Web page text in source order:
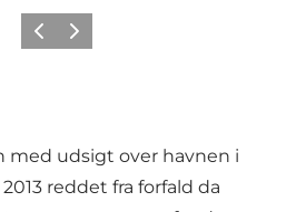
ZurückWeiter
med udsigt over havnen i
reddet fra forfald da